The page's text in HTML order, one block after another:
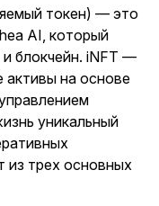
токен) — это
AI, который
блокчейн. iNFT —
на основе
уникальный
трех основных